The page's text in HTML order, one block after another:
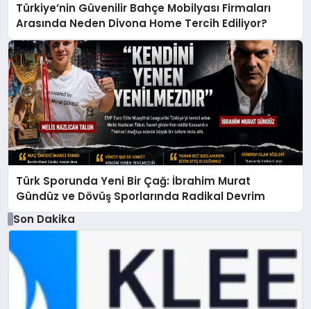
Türkiye’nin Güvenilir Bahçe Mobilyası Firmaları
Arasında Neden Divona Home Tercih Ediliyor?
Türk Sporunda Yeni Bir Çağ: İbrahim Murat
Gündüz ve Dövüş Sporlarında Radikal Devrim
Son Dakika